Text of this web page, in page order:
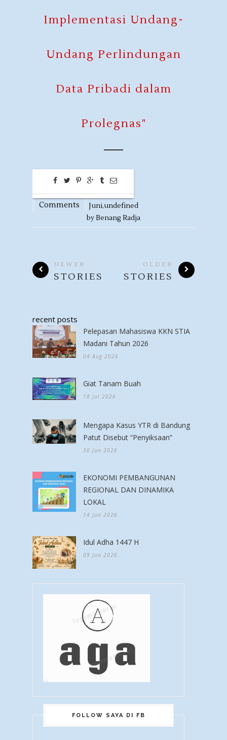
Implementasi Undang-
Undang Perlindungan
Data Pribadi dalam
Prolegnas"
0
Comments
03
Juni,undefined
byBenang Radja
NEWER
STORIES
OLDER
STORIES
recent posts
Pelepasan Mahasiswa KKN STIA
Madani Tahun 2026
04 Aug 2026
Giat Tanam Buah
18 Jul 2026
Mengapa Kasus YTR di Bandung
Patut Disebut “Penyiksaan”
30 Jun 2026
EKONOMI PEMBANGUNAN
REGIONAL DAN DINAMIKA
LOKAL
14 Jun 2026
Idul Adha 1447 H
09 Jun 2026
FOLLOW SAYA DI FB